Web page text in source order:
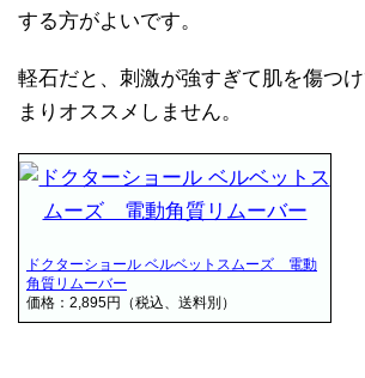
する方がよいです。
軽石だと、刺激が強すぎて肌を傷つ
まりオススメしません。
ドクターショール ベルベットスムーズ 電動
角質リムーバー
価格：2,895円（税込、送料別）